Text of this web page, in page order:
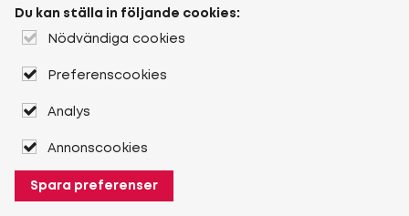
Du kan ställa in följande cookies:
Nödvändiga cookies
Preferenscookies
Analys
Annonscookies
Spara preferenser